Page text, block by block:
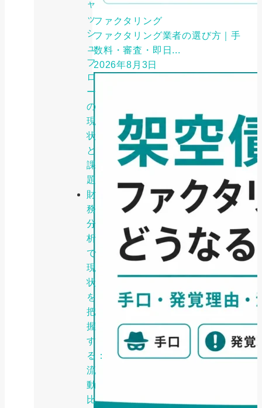
ャ
ッ
シ
ュ
フ
ロ
ー
の
現
状
と
課
題
財
務
分
析
で
現
状
を
把
握
す
る：
流
動
比
ファクタリング
ファクタリング業者の選び方｜手
数料・審査・即日...
2026年8月3日